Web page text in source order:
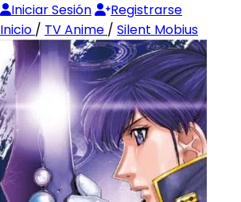
Iniciar Sesión
Registrarse
Inicio / TV Anime / Silent Mobius